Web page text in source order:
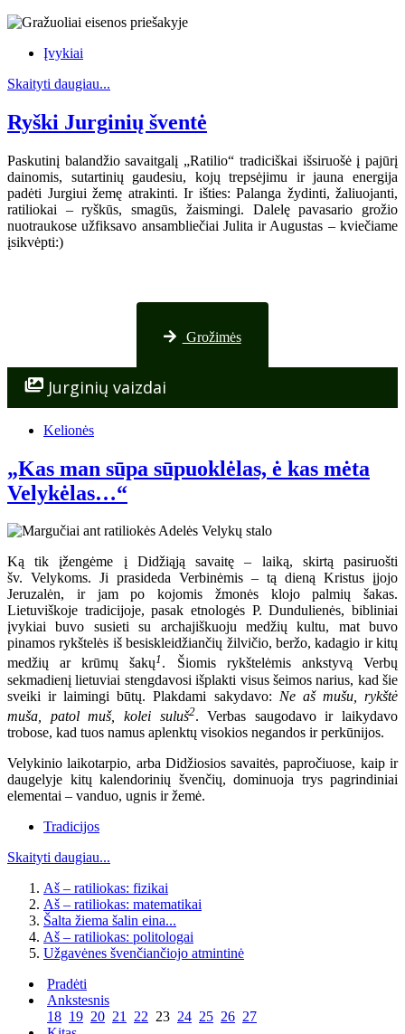
Įvykiai
Skaityti daugiau...
Ryški Jurginių šventė
Paskutinį balandžio savaitgalį „Ratilio“ tradiciškai išsiruošė į pajūrį
dainomis, sutartinių gaudesiu, kojų trepsėjimu ir jauna energija
padėti Jurgiui žemę atrakinti. Ir išties: Palanga žydinti, žaliuojanti,
ratiliokai – ryškūs, smagūs, žaismingi. Dalelę pavasario grožio
nuotraukose užfiksavo ansambliečiai Julita ir Augustas – kviečiame
įsikvėpti:)
Nuotraukos iš Palangos
Grožimės
Jurginių vaizdai
Kelionės
„Kas man sūpa sūpuoklėlas, ė kas mėta
Velykėlas…“
Ką tik įžengėme į Didžiąją savaitę – laiką, skirtą pasiruošti
šv. Velykoms. Ji prasideda Verbinėmis – tą dieną Kristus įjojo
Jeruzalėn, ir jam po kojomis žmonės klojo palmių šakas.
Lietuviškoje tradicijoje, pasak etnologės P. Dundulienės, bibliniai
įvykiai buvo susieti su archajiškuoju medžių kultu, mat buvo
pinamos rykštelės iš besiskleidžiančių žilvičio, beržo, kadagio ir kitų
medžių ar krūmų šakų1 . Šiomis rykštelėmis ankstyvą Verbų
sekmadienį lietuviai stengdavosi išplakti visus šeimos narius, kad šie
sveiki ir laimingi būtų. Plakdami sakydavo: Ne aš mušu, rykštė
muša, patol muš, kolei suluš2. Verbas saugodavo ir laikydavo
trobose, kad tuos namus aplenktų visokios negandos ir perkūnijos.
Velykinio laikotarpio, arba Didžiosios savaitės, papročiuose, kaip ir
daugelyje kitų kalendorinių švenčių, dominuoja trys pagrindiniai
elementai – vanduo, ugnis ir žemė.
Tradicijos
Skaityti daugiau...
Aš – ratiliokas: fizikai
Aš – ratiliokas: matematikai
Šalta žiema šalin eina...
Aš – ratiliokas: politologai
Užgavėnes švenčiančiojo atmintinė
Pradėti
Ankstesnis
18 19 20 21 22 23 24 25 26 27